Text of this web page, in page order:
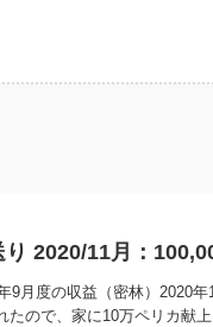
り 2020/11月：
9月度の収益（密林）2020
たので、家に10万ペリカ献